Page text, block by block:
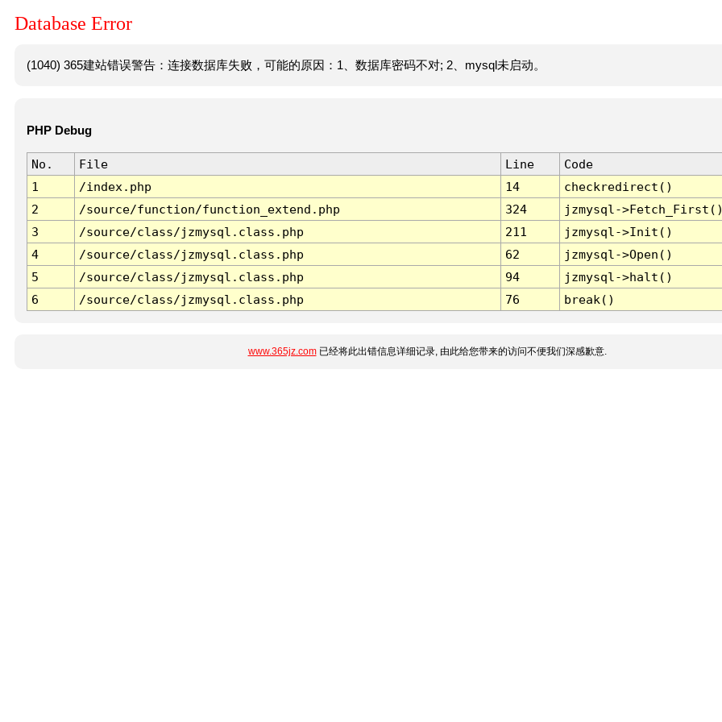
Database Error
(1040) 365建站错误警告：连接数据库失败，可能的原因：1、数据库密码不对; 2、mysql未启动。
PHP Debug
No. File Line
Code
1
/index.php 14
checkredirect()
2
/source/function/function_extend.php 324
jzmysql-
3
/source/class/jzmysql.class.php 211
jzmysql->Init()
4
/source/class/jzmysql.class.php 62
jzmysql->Open()
5
/source/class/jzmysql.class.php 94
jzmysql->halt()
6
/source/class/jzmysql.class.php 76 break()
www.365jz.com已经将此出错信息详细记录, 由此给您带来的访问不便我们深感歉意.